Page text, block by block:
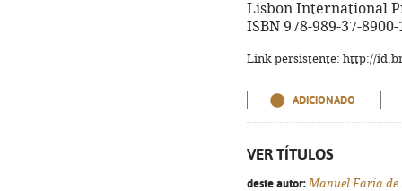
Lisbon International
ISBN 978-989-37-8900-
Link persistente: http://
ADICIONADO
VER TÍTULOS
deste autor: Manuel Faria de